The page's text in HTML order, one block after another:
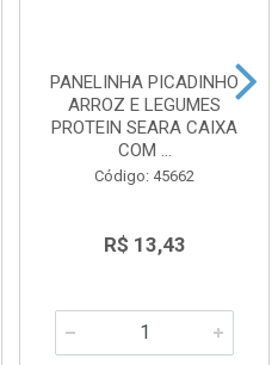
PANELINHA PICADINHO
ARROZ E LEGUMES
PROTEIN SEARA CAIXA
COM ...
Código: 45662
R$ 13,43